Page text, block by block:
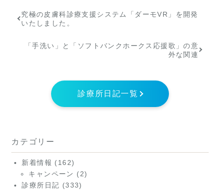
究極の皮膚科診療支援システム「ダーモVR」を開発
いたしました。
「手洗い」と「ソフトバンクホークス応援歌」の意
外な関連
診療所日記一覧
カテゴリー
新着情報 (162)
キャンペーン (2)
診療所日記 (333)